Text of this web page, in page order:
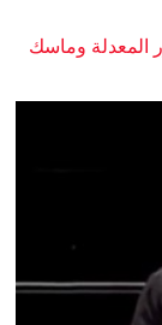
المعدلة وماسك